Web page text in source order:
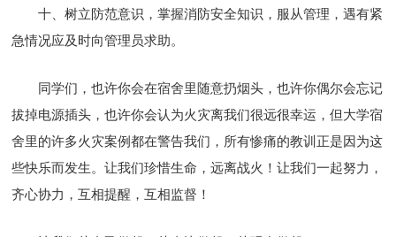
十、树立防范意识，掌握消防安全知识，服从管理，遇有紧
急情况应及时向管理员求助。
同学们，也许你会在宿舍里随意扔烟头，也许你偶尔会忘记
拔掉电源插头，也许你会认为火灾离我们很远很幸运，但大学宿
舍里的许多火灾案例都在警告我们，所有惨痛的教训正是因为这
些快乐而发生。让我们珍惜生命，远离战火！让我们一起努力，
齐心协力，互相提醒，互相监督！